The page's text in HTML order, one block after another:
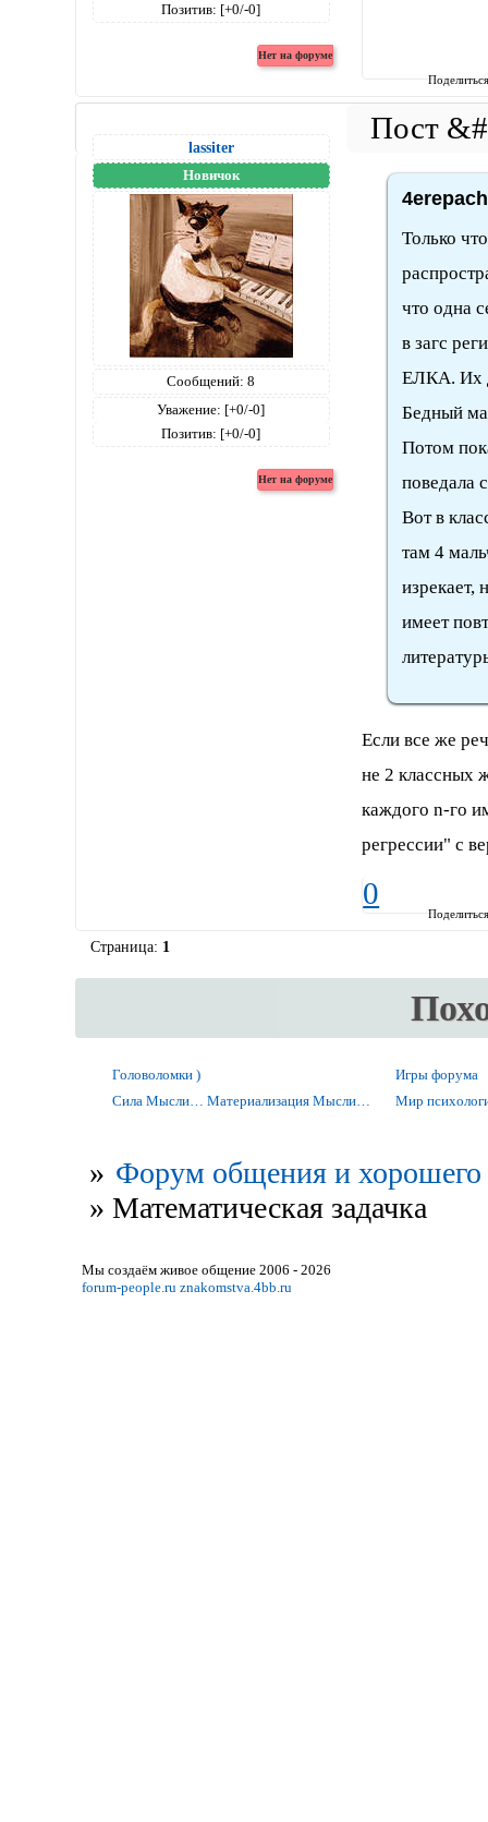
Позитив: [+0/-0]
lassiter
Новичок
Сообщений: 8
Уважение: [+0/-0]
Позитив: [+0/-0]
Только
что одна
в загс
ЕЛКА. Их
Бедный
Потом
поведала
Вот в
там 4
изрекает,
имеет
Если все же
не 2 классных
каждого n-го
регрессии" с
0
Страница: 1
Головоломки )
Игры форума
Сила Мысли… Материализация Мысли…
Мир
» Форум общения и хорошего
» Математическая задачка
Мы создаём живое общение 2006 - 2026
forum-people.ru znakomstva.4bb.ru